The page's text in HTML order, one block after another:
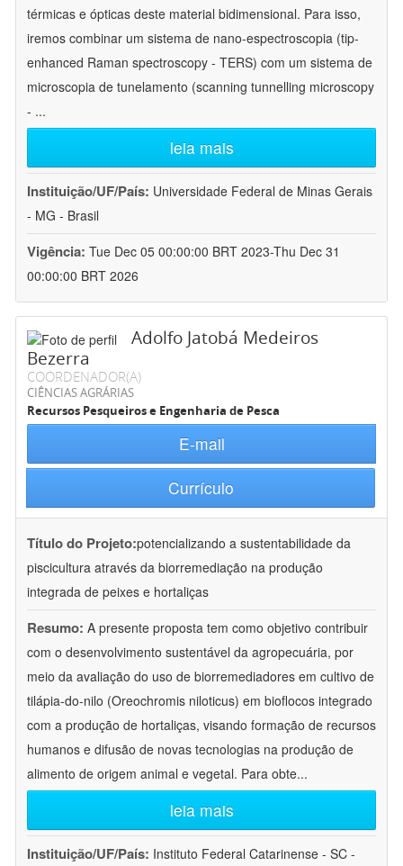
térmicas e ópticas deste material bidimensional. Para isso,
iremos combinar um sistema de nano-espectroscopia (tip-
enhanced Raman spectroscopy - TERS) com um sistema de
microscopia de tunelamento (scanning tunnelling microscopy
- ...
leia mais
Instituição/UF/País: Universidade Federal de Minas Gerais
- MG - Brasil
Vigência: Tue Dec 05 00:00:00 BRT 2023-Thu Dec 31
00:00:00 BRT 2026
Adolfo Jatobá Medeiros
Bezerra
COORDENADOR(A)
CIÊNCIAS AGRÁRIAS
Recursos Pesqueiros e Engenharia de Pesca
E-mail
Currículo
Título do Projeto:potencializando a sustentabilidade da
piscicultura através da biorremediação na produção
integrada de peixes e hortaliças
Resumo: A presente proposta tem como objetivo contribuir
com o desenvolvimento sustentável da agropecuária, por
meio da avaliação do uso de biorremediadores em cultivo de
tilápia-do-nilo (Oreochromis niloticus) em bioflocos integrado
com a produção de hortaliças, visando formação de recursos
humanos e difusão de novas tecnologias na produção de
alimento de origem animal e vegetal. Para obte...
leia mais
Instituição/UF/País: Instituto Federal Catarinense - SC -